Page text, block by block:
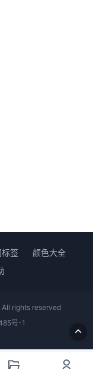
签
颜色大全
All rights reserved
号-1